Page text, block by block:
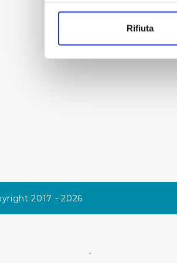
Identificare il tuo
digitali).
Rifiuta
2017 - 2026
-